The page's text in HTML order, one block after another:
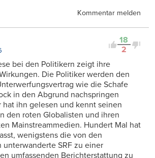
Kommentar melden
18
2
bei den Politikern zeigt ihre
Die Politiker werden den
wie die Schafe
in den Abgrund nachspringen
hat ihn gelesen und kennt seinen
den roten Globalisten und ihren
Mainstreammedien. Hundert Mal hat
wenigstens die von den
unterwanderte SRF zu einer
umfassenden Berichterstattung zu